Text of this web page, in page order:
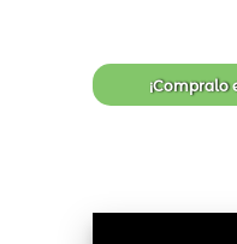
¡Compralo